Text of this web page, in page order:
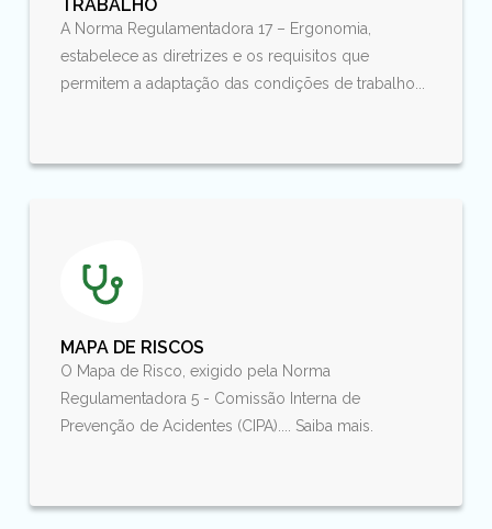
TRABALHO
A Norma Regulamentadora 17 – Ergonomia,
estabelece as diretrizes e os requisitos que
permitem a adaptação das condições de trabalho...
MAPA DE RISCOS
O Mapa de Risco, exigido pela Norma
Regulamentadora 5 - Comissão Interna de
Prevenção de Acidentes (CIPA).... Saiba mais.